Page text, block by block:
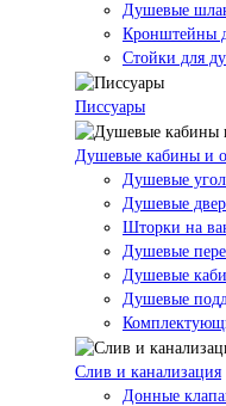
Душевые
Кронштейны
Стойки для
Писсуары
Душевые кабины и
Душевые
Душевые
Шторки на
Душевые
Душевые
Душевые
Слив и канализация
Донные